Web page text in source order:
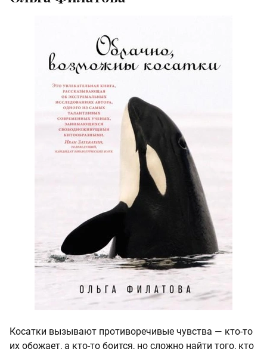
Косатки вызывают противоречивые чувства — кто-то
их обожает, а кто-то боится, но сложно найти того, кто